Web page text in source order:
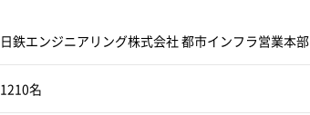
日鉄エンジニアリング株式会社 都市インフラ営業本部
1210名